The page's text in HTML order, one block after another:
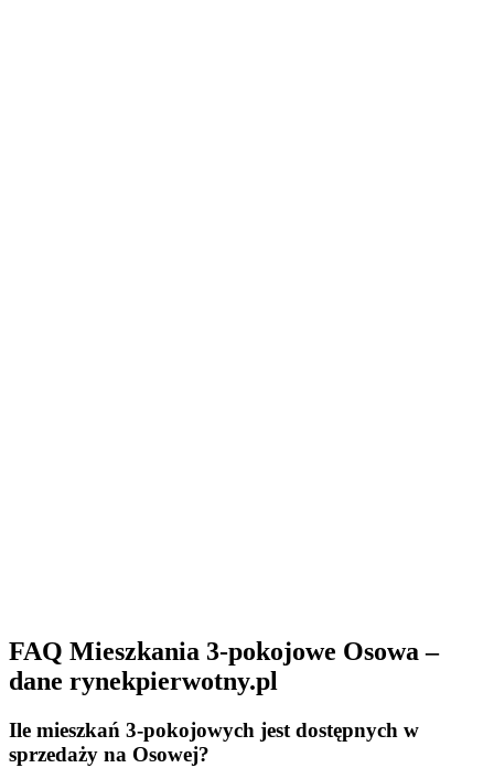
FAQ Mieszkania 3-pokojowe Osowa –
dane rynekpierwotny.pl
Ile mieszkań 3-pokojowych jest dostępnych w
sprzedaży na Osowej?